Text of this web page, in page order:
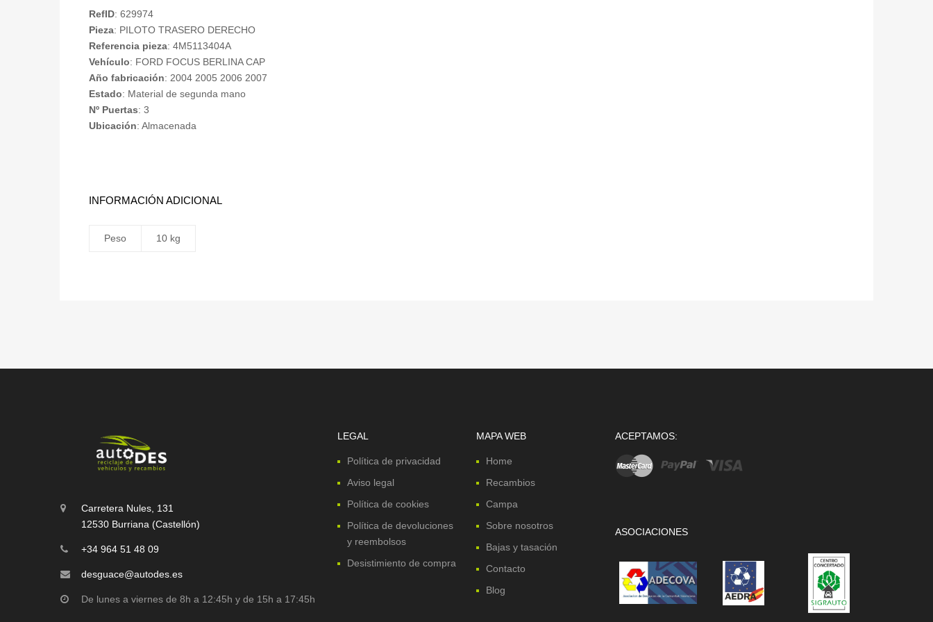
RefID: 629974
Pieza: PILOTO TRASERO DERECHO
Referencia pieza: 4M5113404A
Vehículo: FORD FOCUS BERLINA CAP
Año fabricación: 2004 2005 2006 2007
Estado: Material de segunda mano
Nº Puertas: 3
Ubicación: Almacenada
INFORMACIÓN ADICIONAL
Peso 10 kg
Carretera Nules, 131
12530 Burriana (Castellón)
+34 964 51 48 09
desguace@autodes.es
De lunes a viernes de 8h a 12:45h y de 15h a 17:45h
LEGAL
Política de privacidad
Aviso legal
Política de cookies
Política de devoluciones
y reembolsos
Desistimiento de compra
MAPA WEB
Home
Recambios
Campa
Sobre nosotros
Bajas y tasación
Contacto
Blog
ACEPTAMOS:
ASOCIACIONES